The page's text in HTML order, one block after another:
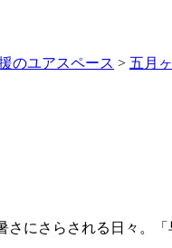
のユアスペース > 五月
さにさらされる日々。